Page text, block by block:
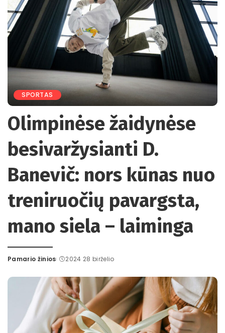
SPORTAS
Olimpinėse žaidynėse
besivaržysianti D.
Banevič: nors kūnas nuo
treniruočių pavargsta,
mano siela – laiminga
Posted
Pamario žinios 2024 28 birželio